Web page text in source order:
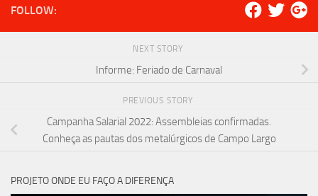
FOLLOW:
NEXT STORY
Informe: Feriado de Carnaval
PREVIOUS STORY
Campanha Salarial 2022: Assembleias confirmadas.
Conheça as pautas dos metalúrgicos de Campo Largo
PROJETO ONDE EU FAÇO A DIFERENÇA